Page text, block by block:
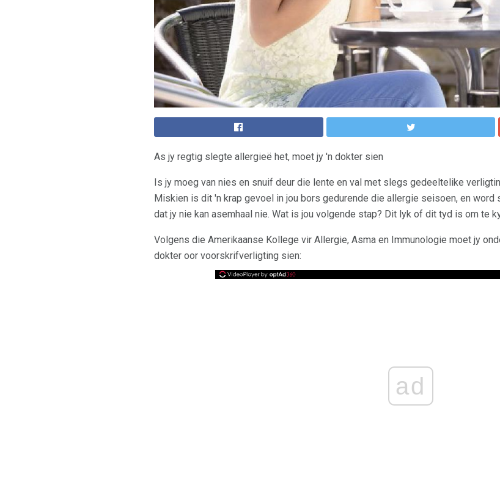
As jy regtig slegte allergieë het, moet jy 'n dokter sien
Is jy moeg van nies en snuif deur die lente en val met slegs gedeeltelike
Miskien is dit 'n krap gevoel in jou bors gedurende die allergie seisoen, en
dat jy nie kan asemhaal nie. Wat is jou volgende stap? Dit lyk of dit tyd is om te
Volgens die Amerikaanse Kollege vir Allergie, Asma en Immunologie moet jy
dokter oor voorskrifverligting sien:
ad